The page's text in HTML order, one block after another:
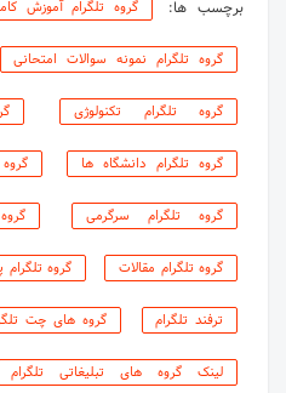
برچسب ها: گروه تلگرام آموزش
گروه تلگرام نمونه سوالات امتحانی
گروه تلگرام تکنولوژی
گروه تلگرام دانشگاه ها
گروه تلگرام سرگرمی
گروه تلگرام مقالات گروه تلگرام
ترفند تلگرام گروه های چت
لینک گروه های تبلیغاتی تلگرام